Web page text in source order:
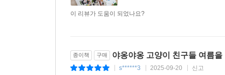
종이책 구매 야옹야옹 고양이 친구들 여름